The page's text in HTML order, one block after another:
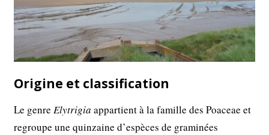
Origine et classification
Le genreElytrigia appartient à la famille des Poaceae et
regroupe une quinzaine d’espèces de graminées